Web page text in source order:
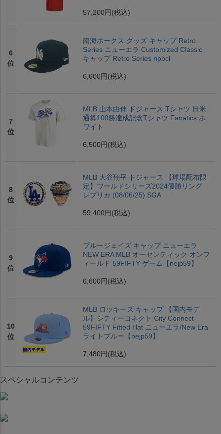
57,200円 (税込)
6
位
南海ホークス グッズ キャップ Retro
Series ニューエラ Customized Classic
キャップ Retro Series npbcl
6,600円 (税込)
7
位
MLB 山本由伸 ドジャース Tシャツ 日米
通算100勝達成記念Tシャツ Fanatics ホ
ワイト
6,500円 (税込)
8
位
MLB 大谷翔平 ドジャース 【球場配布限
定】ワールドシリーズ2024優勝リング
レプリカ (08/06/25) SGA
59,400円 (税込)
9
位
ブルージェイズ キャップ ニューエラ
NEW ERA MLB オーセンティック オンフ
ィールド 59FIFTY ゲーム【nejp59】
6,600円 (税込)
10
位
MLB ロッキーズ キャップ 【国内モデ
ル】シティーコネクト City Connect
59FIFTY Fitted Hat ニューエラ/New Era
ライトブルー【nejp59】
7,480円 (税込)
スペシャルコンテンツ